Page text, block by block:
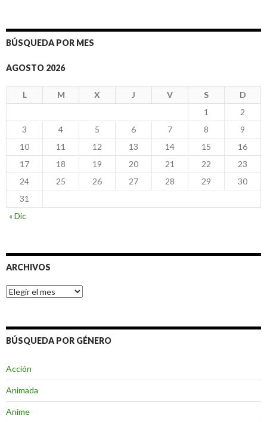
BÚSQUEDA POR MES
AGOSTO 2026
L M X J V S
D
1
2
3
4 5 6 7 8
9
10
11 12 13 14 15
16
17
18 19 20 21 22
23
24
25 26 27 28 29
30
31
« Dic
ARCHIVOS
Archivos
BÚSQUEDA POR GÉNERO
Acción
Animada
Anime